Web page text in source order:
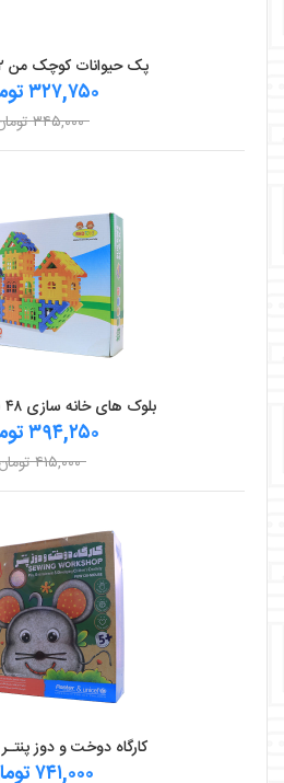
پک حیوانات کوچک من ۲ (جعبه ای)
۳۲۷,۷۵۰ تومان
۳۴۵,۰۰۰ تومان
بلوک های خانه سازی ۴۸ قطعه رد تویز
۳۹۴,۲۵۰ تومان
۴۱۵,۰۰۰ تومان
کارگاه دوخت ‌و دوز
۷۴۱,۰۰۰ تومان